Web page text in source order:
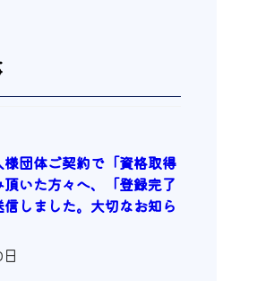
様団体ご契約で「資格取得
いた方々へ、「登録完了
しました。大切なお知ら